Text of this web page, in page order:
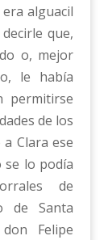
alguacil
que,
o, mejor
le había
permitirse
de los
Clara ese
lo podía
de
de Santa
Felipe